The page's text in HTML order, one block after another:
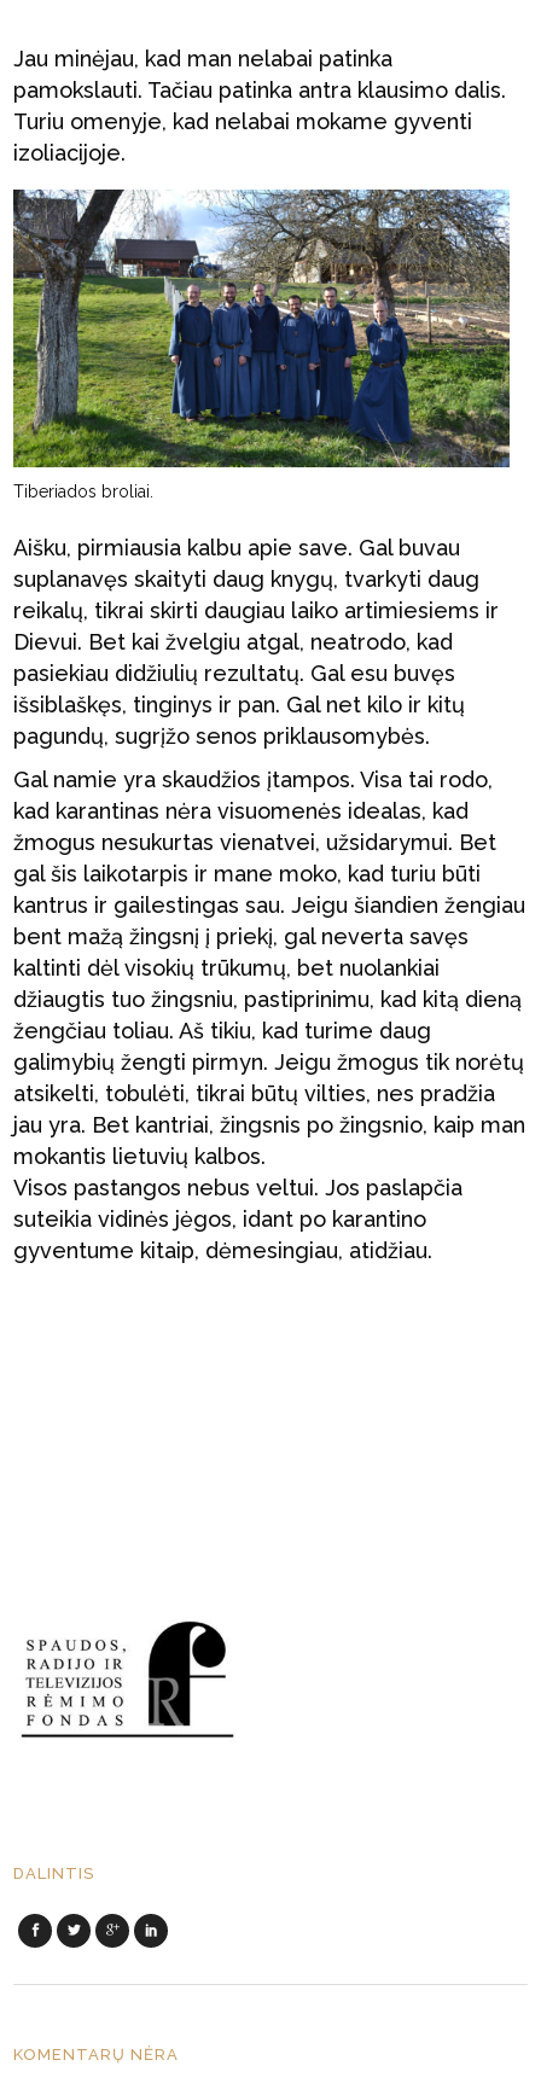
Jau minėjau, kad man nelabai patinka
pamokslauti. Tačiau patinka antra klausimo dalis.
Turiu omenyje, kad nelabai mokame gyventi
izoliacijoje.
Tiberiados broliai.
Aišku, pirmiausia kalbu apie save. Gal buvau
suplanavęs skaityti daug knygų, tvarkyti daug
reikalų, tikrai skirti daugiau laiko artimiesiems ir
Dievui. Bet kai žvelgiu atgal, neatrodo, kad
pasiekiau didžiulių rezultatų. Gal esu buvęs
išsiblaškęs, tinginys ir pan. Gal net kilo ir kitų
pagundų, sugrįžo senos priklausomybės.
Gal namie yra skaudžios įtampos. Visa tai rodo,
kad karantinas nėra visuomenės idealas, kad
žmogus nesukurtas vienatvei, užsidarymui. Bet
gal šis laikotarpis ir mane moko, kad turiu būti
kantrus ir gailestingas sau. Jeigu šiandien žengiau
bent mažą žingsnį į priekį, gal neverta savęs
kaltinti dėl visokių trūkumų, bet nuolankiai
džiaugtis tuo žingsniu, pastiprinimu, kad kitą dieną
žengčiau toliau. Aš tikiu, kad turime daug
galimybių žengti pirmyn. Jeigu žmogus tik norėtų
atsikelti, tobulėti, tikrai būtų vilties, nes pradžia
jau yra. Bet kantriai, žingsnis po žingsnio, kaip man
mokantis lietuvių kalbos.
Visos pastangos nebus veltui. Jos paslapčia
suteikia vidinės jėgos, idant po karantino
gyventume kitaip, dėmesingiau, atidžiau.
DALINTIS
KOMENTARŲ NĖRA